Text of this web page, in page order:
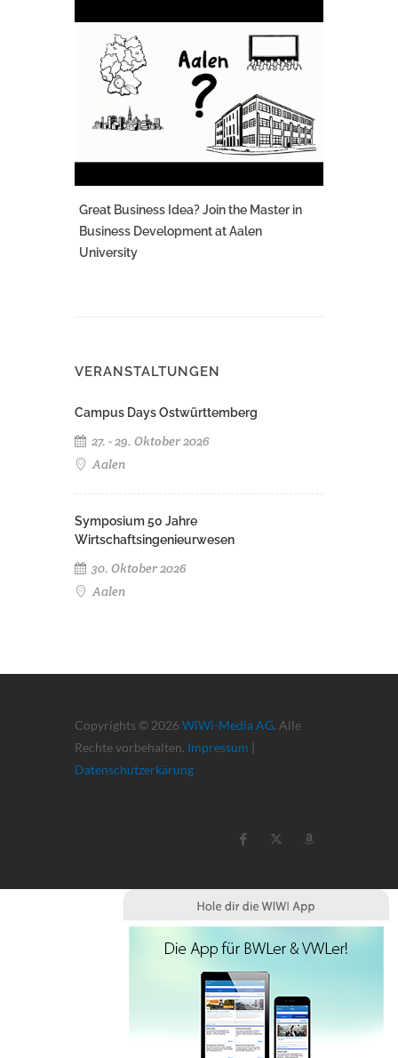
Great Business Idea? Join the Master in
Business Development at Aalen
University
VERANSTALTUNGEN
Campus Days Ostwürttemberg
27. - 29. Oktober 2026
Aalen
Symposium 50 Jahre
Wirtschaftsingenieurwesen
30. Oktober 2026
Aalen
Copyrights © 2026 WiWi-Media AG. Alle
Rechte vorbehalten. Impressum |
Datenschutzerkärung